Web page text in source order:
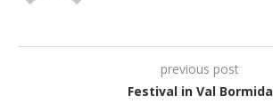
previous post
Festival in Val Bormida